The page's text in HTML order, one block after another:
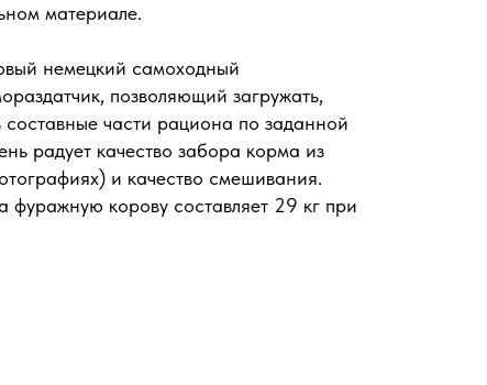
материале.
немецкий самоходный
позволяющий загружать,
составные части рациона по заданной
радует качество забора корма из
и качество смешивания.
корову составляет 29 кг при